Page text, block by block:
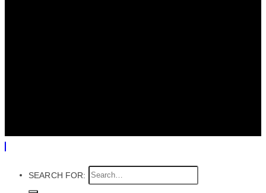
SEARCH FOR: